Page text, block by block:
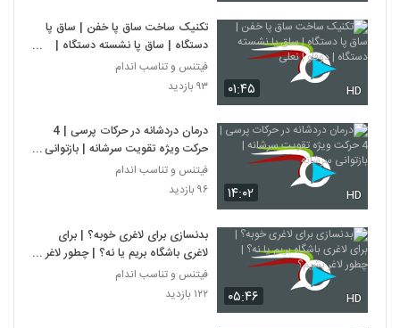
۰۱:۴۵ HD
تکنیک ساخت ساق پا خفن | ساق پا
دستگاه | ساق پا نشسته دستگاه |
دوقلو | نعلی
فیتنس و تناسب اندام
۹۳ بازدید
۱۴:۰۲ HD
درمان دردشانه در حرکات پرسی | 4
حرکت ویژه تقویت سرشانه | بازتوانی
سرشانه
فیتنس و تناسب اندام
۹۶ بازدید
۰۵:۴۶ HD
بدنسازی برای لاغری خوبه؟ | برای
لاغری باشگاه بریم یا نه؟ | چطور لاغر
بشیم؟
فیتنس و تناسب اندام
۱۲۲ بازدید